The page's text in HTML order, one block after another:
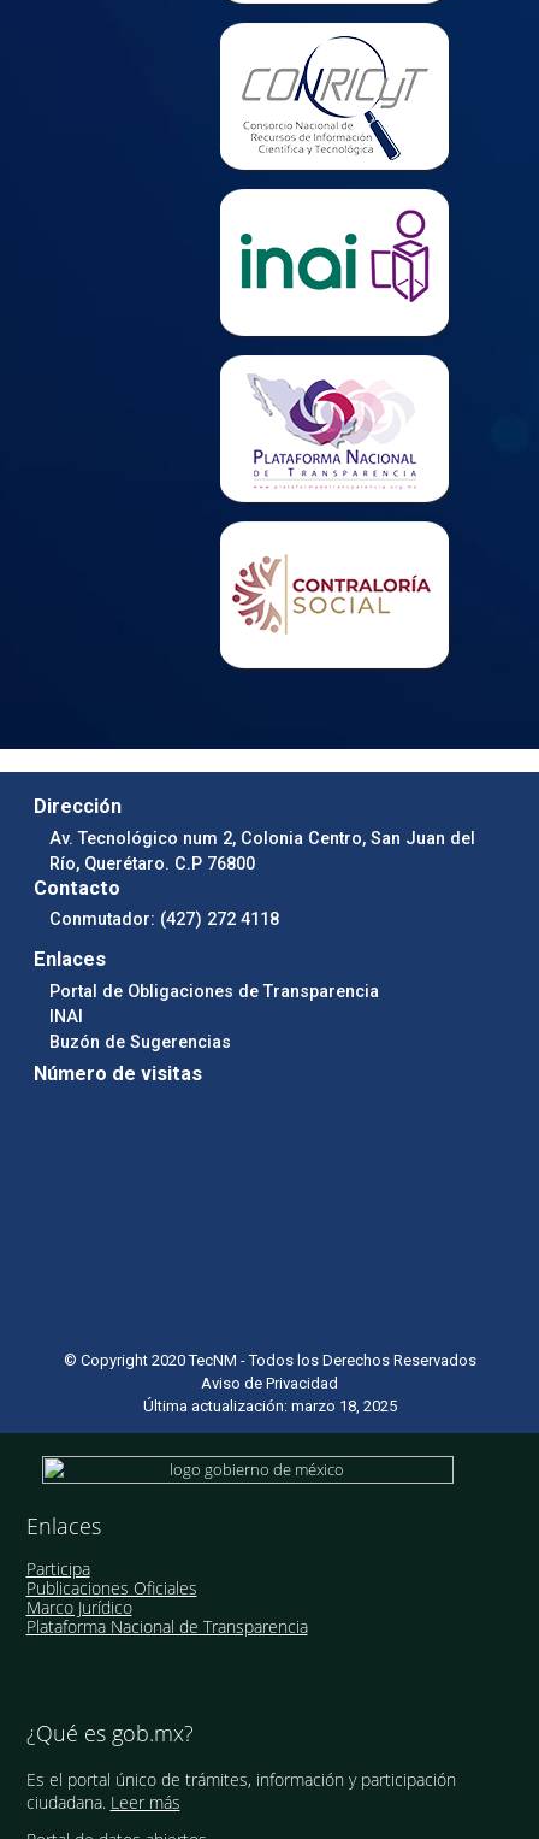
Dirección
Av. Tecnológico num 2, Colonia Centro, San Juan del
Río, Querétaro. C.P 76800
Contacto
Conmutador: (427) 272 4118
Enlaces
Portal de Obligaciones de Transparencia
INAI
Buzón de Sugerencias
Número de visitas
© Copyright 2020 TecNM - Todos los Derechos Reservados
Aviso de Privacidad
Última actualización: marzo 18, 2025
Enlaces
Participa
Publicaciones Oficiales
Marco Jurídico
Plataforma Nacional de Transparencia
¿Qué es gob.mx?
Es el portal único de trámites, información y participación
ciudadana. Leer más